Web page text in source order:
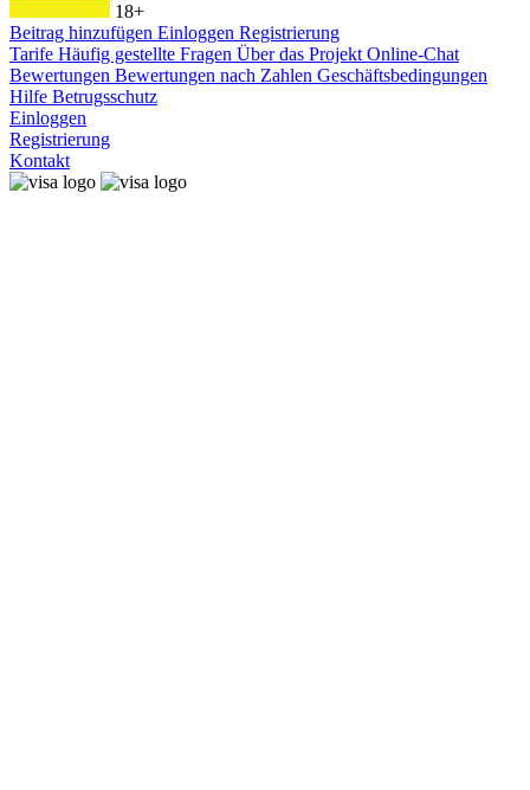
18+
Beitrag hinzufügen Einloggen Registrierung
Tarife Häufig gestellte Fragen Über das Projekt Online-Chat
Bewertungen Bewertungen nach Zahlen Geschäftsbedingungen
Hilfe Betrugsschutz
Einloggen
Registrierung
Kontakt